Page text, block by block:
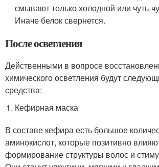
смывают только холодной или чуть-
Иначе белок свернется.
После осветления
Действенными в вопросе
химического осветления будут
средства:
Кефирная маска
В составе кефира есть большое
аминокислот, которые позитивно
формирование структуры волос и